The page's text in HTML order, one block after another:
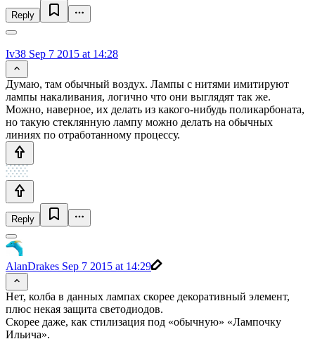
Reply
Iv38 Sep 7 2015 at 14:28
Думаю, там обычный воздух. Лампы с нитями имитируют
лампы накаливания, логично что они выглядят так же.
Можно, наверное, их делать из какого-нибудь поликарбоната,
но такую стеклянную лампу можно делать на обычных
линиях по отработанному процессу.
Reply
AlanDrakes Sep 7 2015 at 14:29
Нет, колба в данных лампах скорее декоративный элемент,
плюс некая защита светодиодов.
Скорее даже, как стилизация под «обычную» «Лампочку
Ильича».